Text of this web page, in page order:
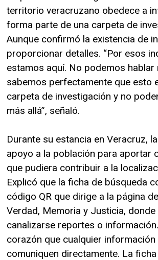
territorio veracruzano obedece a
forma parte de una carpeta de
Aunque confirmó la existencia de
proporcionar detalles. “Por esos
estamos aquí. No podemos hablar
sabemos perfectamente que esto
carpeta de investigación y no
más allá”, señaló.
Durante su estancia en Veracruz,
apoyo a la población para aportar
que pudiera contribuir a la
Explicó que la ficha de búsqueda
código QR que dirige a la página
Verdad, Memoria y Justicia, donde
canalizarse reportes o
corazón que cualquier información
comuniquen directamente. La